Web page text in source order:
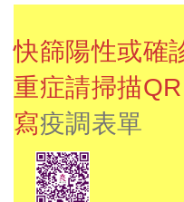
快篩陽性或確
重症請掃描
寫疫調表單